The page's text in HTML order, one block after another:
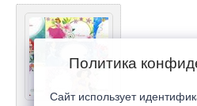
Политика
Сайт использует